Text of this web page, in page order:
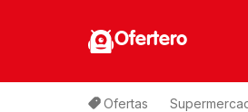
Ofertero
Ofertas